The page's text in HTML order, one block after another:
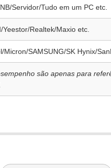
Servidor/Tudo em um PC etc.
Yeestor/Realtek/Maxio etc.
Micron/SAMSUNG/SK Hynix/
são apenas para